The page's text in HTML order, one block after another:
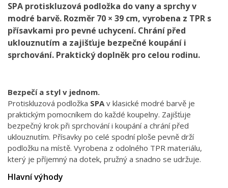
SPA protiskluzová podložka do vany a sprchy v
modré barvě. Rozměr 70 × 39 cm, vyrobena z TPR s
přísavkami pro pevné uchycení. Chrání před
uklouznutím a zajišťuje bezpečné koupání i
sprchování. Praktický doplněk pro celou rodinu.
Bezpečí a styl v jednom.
Protiskluzová podložka SPAv klasické modré barvě je
praktickým pomocníkem do každé koupelny. Zajišťuje
bezpečný krok při sprchování i koupání a chrání před
uklouznutím. Přísavky po celé spodní ploše pevně drží
podložku na místě. Vyrobena z odolného TPR materiálu,
který je příjemný na dotek, pružný a snadno se udržuje.
Hlavní výhody